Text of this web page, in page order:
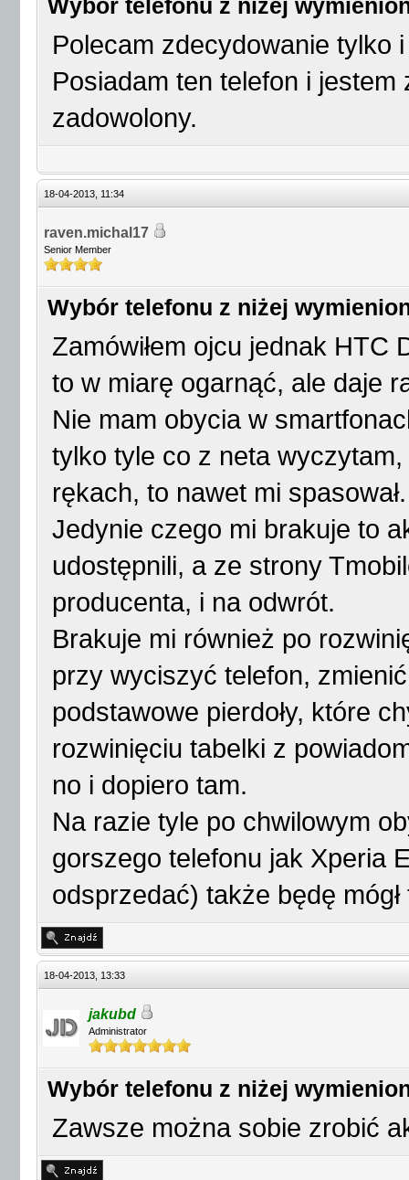
Wybór telefonu z niżej
Polecam zdecydowanie tylko
Posiadam ten telefon i
zadowolony.
18-04-2013, 11:34
raven.michal17
Senior Member
Wybór telefonu z niżej
Zamówiłem ojcu jednak HTC
to w miarę ogarnąć, ale daje
Nie mam obycia w
tylko tyle co z neta
rękach, to nawet mi
Jedynie czego mi brakuje to
udostępnili, a ze strony
producenta, i na odwrót.
Brakuje mi również po
przy wyciszyć telefon,
podstawowe pierdoły, które
rozwinięciu tabelki z
no i dopiero tam.
Na razie tyle po chwilowym
gorszego telefonu jak Xperia
odsprzedać) także będę
18-04-2013, 13:33
jakubd
Administrator
Wybór telefonu z niżej
Zawsze można sobie zrobić